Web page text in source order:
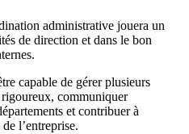
administrative jouera un
de direction et dans le bon
capable de gérer plusieurs
communiquer
et contribuer à
l’entreprise.